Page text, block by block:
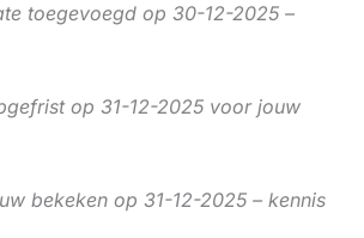
toegevoegd op 30-12-2025 –
op 31-12-2025 voor jouw
bekeken op 31-12-2025 – kennis